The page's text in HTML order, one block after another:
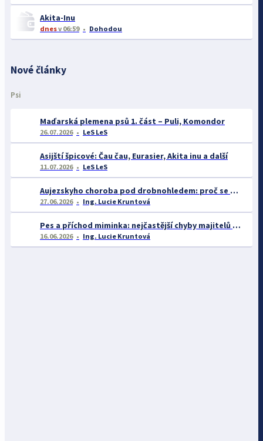
Akita-Inu
dnesv 06:59 Dohodou
Nové články
Psi
Maďarská plemena psů 1. část – Puli, Komondor
26.07.2026 LeS LeS
Asijští špicové: Čau čau, Eurasier, Akita inu a další
11.07.2026 LeS LeS
Aujezskyho choroba pod drobnohledem: proč se o ní nyní mluví více než dříve
27.06.2026 Ing. Lucie Kruntová
Pes a příchod miminka: nejčastější chyby majitelů a jak se jim vyhnout
16.06.2026 Ing. Lucie Kruntová